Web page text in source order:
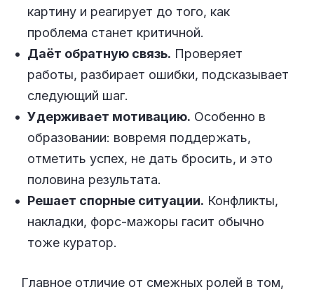
картину и реагирует до того, как
проблема станет критичной.
Даёт обратную связь. Проверяет
работы, разбирает ошибки, подсказывает
следующий шаг.
Удерживает мотивацию. Особенно в
образовании: вовремя поддержать,
отметить успех, не дать бросить, и это
половина результата.
Решает спорные ситуации. Конфликты,
накладки, форс-мажоры гасит обычно
тоже куратор.
Главное отличие от смежных ролей в том,